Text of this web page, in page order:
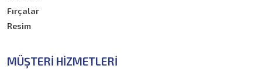
Fırçalar
Resim
MÜŞTERI HIZMETLERI